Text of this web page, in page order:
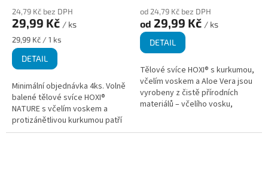
volně balené
24,79 Kč bez DPH
29,99 Kč / ks
Měrná
cena:
29,99 Kč / 1 ks
DETAIL
Minimální objednávka 4ks. Volně
balené tělové svíce HOXI®
NATURE s včelím voskem a
protizánětlivou kurkumou patří
mezi naše nejprodávanější.
od 24,79 Kč bez DPH
od 29,99 Kč / ks
DETAIL
Tělové svíce HOXI® s kurkumou,
včelím voskem a Aloe Vera jsou
vyrobeny z čistě přírodních
materiálů – včelího vosku,